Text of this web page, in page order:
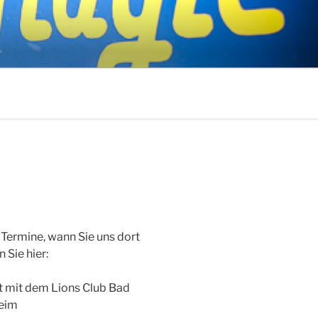
wann Sie uns dort
Sie hier:
dem Lions Club Bad